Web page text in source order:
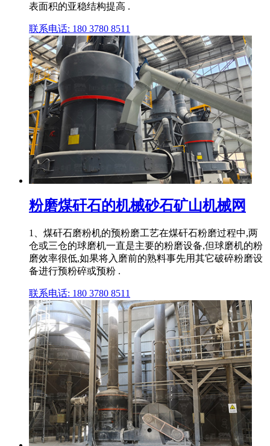
表面积的亚稳结构提高 .
联系电话: 180 3780 8511
粉磨煤矸石的机械砂石矿山机械网
1、煤矸石磨粉机的预粉磨工艺在煤矸石粉磨过程中,两
仓或三仓的球磨机一直是主要的粉磨设备,但球磨机的粉
磨效率很低,如果将入磨前的熟料事先用其它破碎粉磨设
备进行预粉碎或预粉 .
联系电话: 180 3780 8511